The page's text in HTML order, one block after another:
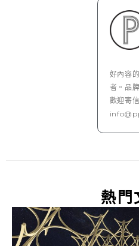
好內容
者。品
歡迎寄
熱門